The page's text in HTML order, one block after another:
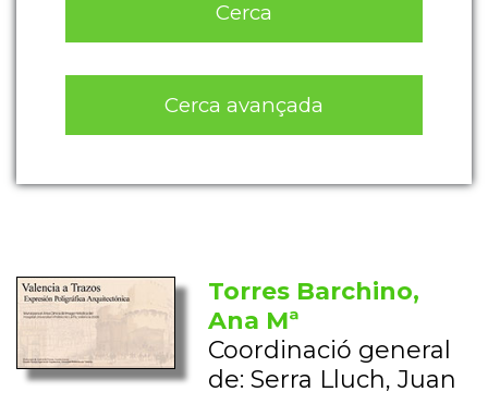
Cerca
Cerca avançada
Torres Barchino,
Ana Mª
Coordinació general
de: Serra Lluch, Juan